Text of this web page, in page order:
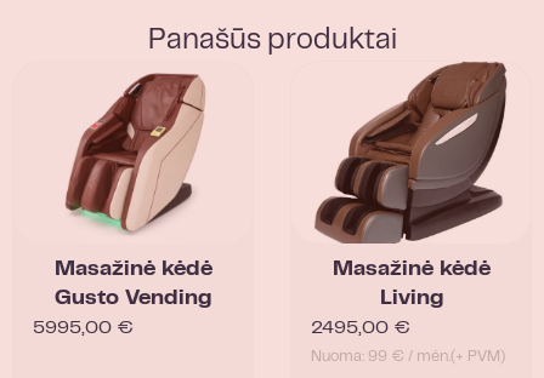
Panašūs produktai
Masažinė kėdė
Gusto Vending
5995,00 €
Masažinė kėdė
Living
2495,00 €
Nuoma: 99 € / mėn.(+ PVM)